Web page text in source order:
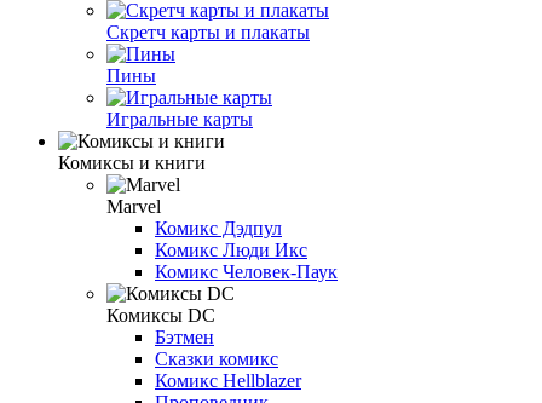
Скретч карты и плакаты
Пины
Игральные карты
Комиксы и книги
Marvel
Комикс Дэдпул
Комикс Люди Икс
Комикс Человек-Паук
Комиксы DC
Бэтмен
Сказки комикс
Комикс Hellblazer